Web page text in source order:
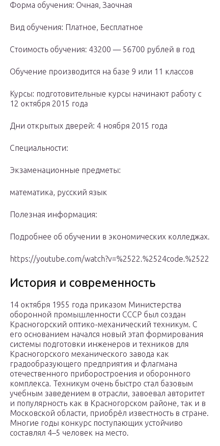
Форма обучения: Очная, Заочная
Вид обучения: Платное, Бесплатное
Стоимость обучения: 43200 — 56700 рублей в год
Обучение производится на базе 9 или 11 классов
Курсы: подготовительные курсы начинают работу с
12 октября 2015 года
Дни открытых дверей: 4 ноября 2015 года
Специальности:
Экзаменационные предметы:
математика, русский язык
Полезная информация:
Подробнее об обучении в экономических колледжах.
https://youtube.com/watch?v=%2522.%2524code.%2522
История и современность
14 октября 1955 года приказом Министерства
оборонной промышленности СССР был создан
Красногорский оптико-механический техникум. С
его основанием начался новый этап формирования
системы подготовки инженеров и техников для
Красногорского механического завода как
градообразующего предприятия и флагмана
отечественного приборостроения и оборонного
комплекса. Техникум очень быстро стал базовым
учебным заведением в отрасли, завоевал авторитет
и популярность как в Красногорском районе, так и в
Московской области, приобрёл известность в стране.
Многие годы конкурс поступающих устойчиво
составлял 4–5 человек на место.